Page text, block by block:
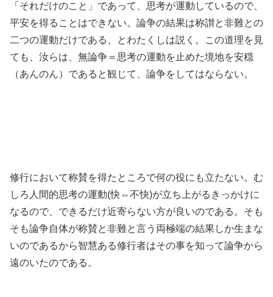
「それだけのこと」であって、思考が運動しているので、
平安を得ることはできない。論争の結果は称讃と非難との
二つの運動だけである、とわたくしは説く。この道理を見
ても、汝らは、無論争＝思考の運動を止めた境地を安穏
（あんのん）であると観じて、論争をしてはならない。
修行において称賛を得たところで何の役にも立たない。む
しろ人間的思考の運動(快⇔不快)が立ち上がるきっかけに
なるので、できるだけ近寄らない方が良いのである。そも
そも論争自体が称賛と非難と言う両極端の結果しか生まな
いのであるから智慧ある修行者はその事を知って論争から
遠のいたのである。